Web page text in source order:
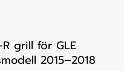
grill för GLE
2015–2018